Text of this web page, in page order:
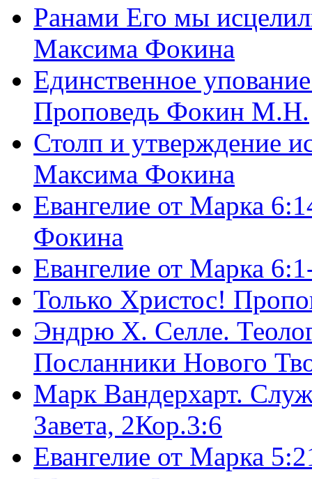
Ранами Его мы
Максима Фокина
Единственное
Проповедь Фокин М.Н.
Столп и утверждение
Максима Фокина
Евангелие от Марка
Фокина
Евангелие от Марка
Только Христос!
Эндрю Х. Селле.
Посланники Нового
Марк Вандерхарт.
Завета, 2Кор.3:6
Евангелие от Марка